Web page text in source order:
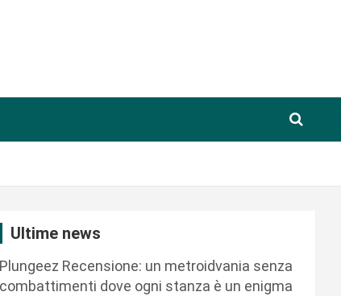
Ultime news
Plungeez Recensione: un metroidvania senza
combattimenti dove ogni stanza è un enigma